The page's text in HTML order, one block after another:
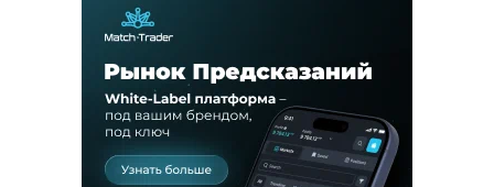
d
o
n
l
в
и
т